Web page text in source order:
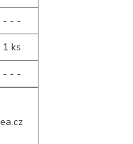
- - -
1 ks
- - -